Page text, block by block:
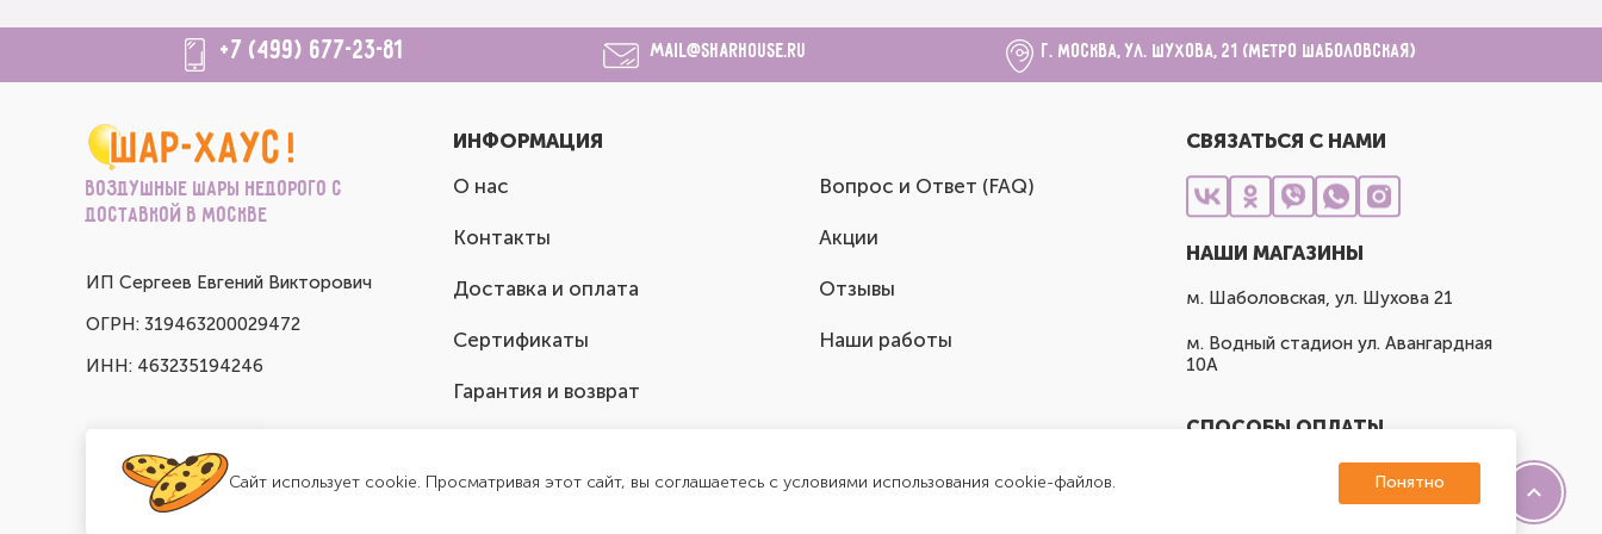
+7 (499) 677-23-81 mail@sharhouse.ru г. Москва, ул. Шухова, 21 (метро Шаболовская)
Воздушные шары недорого с
доставкой в Москве
ИП Сергеев Евгений Викторович
ОГРН: 319463200029472
ИНН: 463235194246
ИНФОРМАЦИЯ
О нас
Контакты
Доставка и оплата
Сертификаты
Гарантия и возврат
Вопрос и Ответ (FAQ)
Акции
Отзывы
Наши работы
СВЯЗАТЬСЯ С НАМИ
НАШИ МАГАЗИНЫ
м. Шаболовская, ул. Шухова 21
м. Водный стадион ул. Авангардная
10А
СПОСОБЫ ОПЛАТЫ
Сайт использует cookie. Просматривая этот сайт, вы соглашаетесь с условиями использования cookie-файлов. Понятно